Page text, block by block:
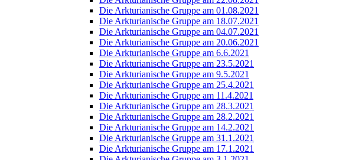
Die Arkturianische Gruppe am 01.08.2021
Die Arkturianische Gruppe am 18.07.2021
Die Arkturianische Gruppe am 04.07.2021
Die Arkturianische Gruppe am 20.06.2021
Die Arkturianische Gruppe am 6.6.2021
Die Arkturianische Gruppe am 23.5.2021
Die Arkturianische Gruppe am 9.5.2021
Die Arkturianische Gruppe am 25.4.2021
Die Arkturianische Gruppe am 11.4.2021
Die Arkturianische Gruppe am 28.3.2021
Die Arkturianische Gruppe am 28.2.2021
Die Arkturianische Gruppe am 14.2.2021
Die Arkturianische Gruppe am 31.1.2021
Die Arkturianische Gruppe am 17.1.2021